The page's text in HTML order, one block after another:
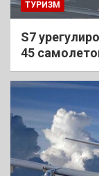
ТУРИЗМ
S7
45